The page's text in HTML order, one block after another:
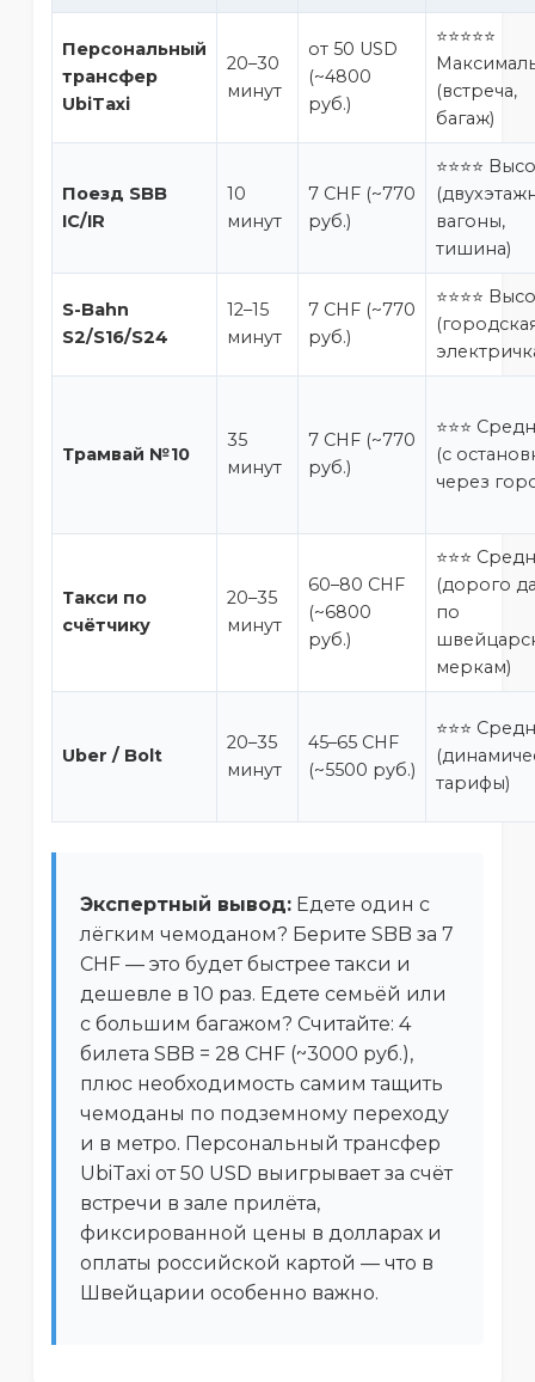
Персональный
трансфер
UbiTaxi
20–30
минут
от 50 USD
(~4800
руб.)
⭐⭐⭐⭐⭐
(встреча,
багаж)
Поезд SBB
IC/IR
10
минут
7 CHF (~770
руб.)
⭐⭐⭐⭐
вагоны,
тишина)
S-Bahn
S2/S16/S24
12–15
минут
7 CHF (~770
руб.)
⭐⭐⭐⭐
Трамвай №10
35
минут
7 CHF (~770
руб.)
⭐⭐⭐
(с
через
Такси по
счётчику
20–35
минут
60–80 CHF
(~6800
руб.)
⭐⭐⭐
(дорого
по
меркам)
Uber / Bolt
20–35
минут
45–65 CHF
(~5500 руб.)
⭐⭐⭐
тарифы)
Экспертный вывод: Едете один с
лёгким чемоданом? Берите SBB за 7
CHF — это будет быстрее такси и
дешевле в 10 раз. Едете семьёй или
с большим багажом? Считайте: 4
билета SBB = 28 CHF (~3000 руб.),
плюс необходимость самим тащить
чемоданы по подземному переходу
и в метро. Персональный трансфер
UbiTaxi от 50 USD выигрывает за счёт
встречи в зале прилёта,
фиксированной цены в долларах и
оплаты российской картой — что в
Швейцарии особенно важно.